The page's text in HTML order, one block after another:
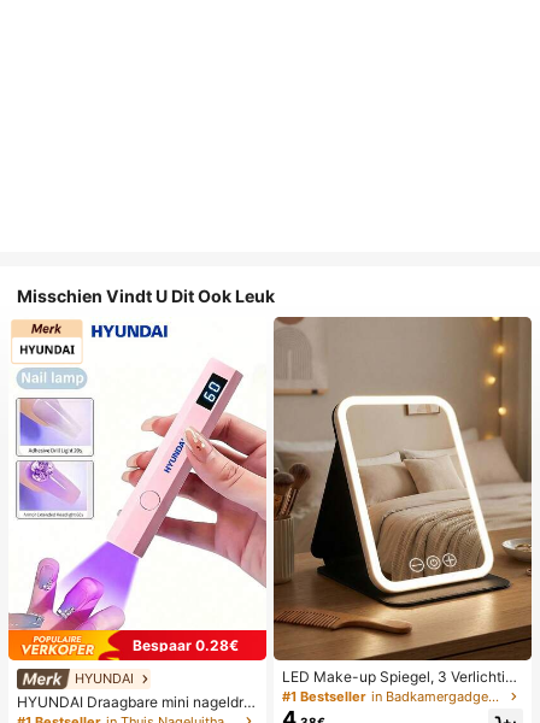
Misschien Vindt U Dit Ook Leuk
Bespaar 0.28€
HYUNDAI
HYUNDAI Draagbare mini nageldro
ger, oplaadbare handlamp UV/LED
LED Make-up Spiegel, 3 Verlichting
smodi, Verstelbare Helderheid, Draa
gbaar Vouwbaar Ontwerp, Geschikt
#1 Bestseller in Badkamergadgets die favoriet zijn bij klanten B